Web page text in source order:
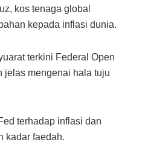
kos tenaga global
kepada inflasi dunia.
terkini Federal Open
jelas mengenai hala tuju
terhadap inflasi dan
kadar faedah.